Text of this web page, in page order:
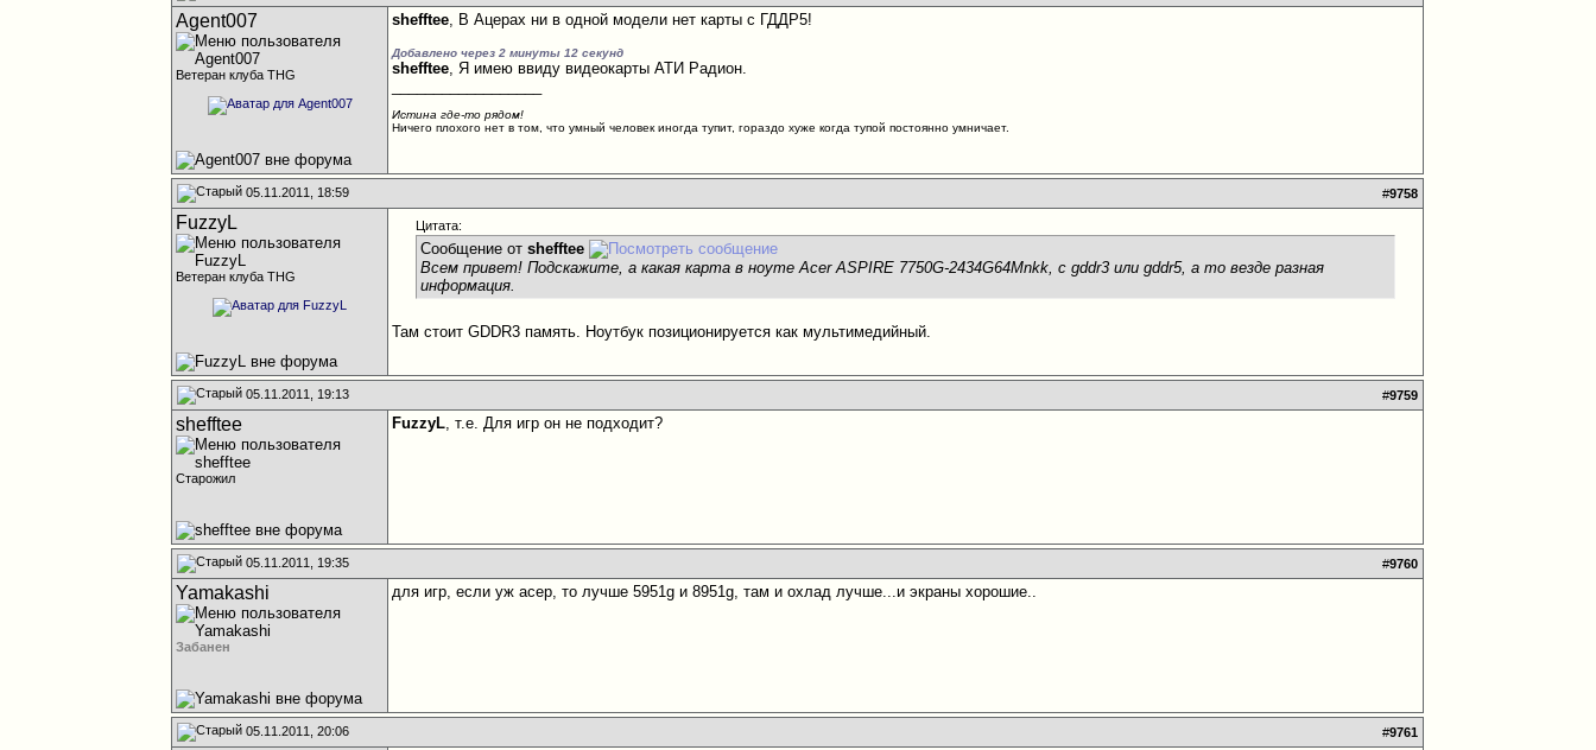
Agent007
Ветеран клуба THG
shefftee, В Ацерах ни в одной модели нет карты с ГДДР5!
Добавлено через 2 минуты 12 секунд
shefftee, Я имею ввиду видеокарты АТИ Радион.
Истина где-то рядом!
Ничего плохого нет в том, что умный человек иногда тупит, гораздо хуже когда тупой постоянно умничает.
05.11.2011, 18:59 #9758
FuzzyL
Ветеран клуба THG
Цитата:
Сообщение отshefftee
Всем привет! Подскажите, а какая карта в ноуте Acer ASPIRE 7750G-2434G64Mnkk, с gddr3 или gddr5, а то везде разная
информация.
Там стоит GDDR3 память. Ноутбук позиционируется как мультимедийный.
05.11.2011, 19:13 #9759
shefftee
Старожил
FuzzyL, т.е. Для игр он не подходит?
05.11.2011, 19:35 #9760
Yamakashi
Забанен
для игр, если уж асер, то лучше 5951g и 8951g, там и охлад лучше...и экраны хорошие..
05.11.2011, 20:06 #9761